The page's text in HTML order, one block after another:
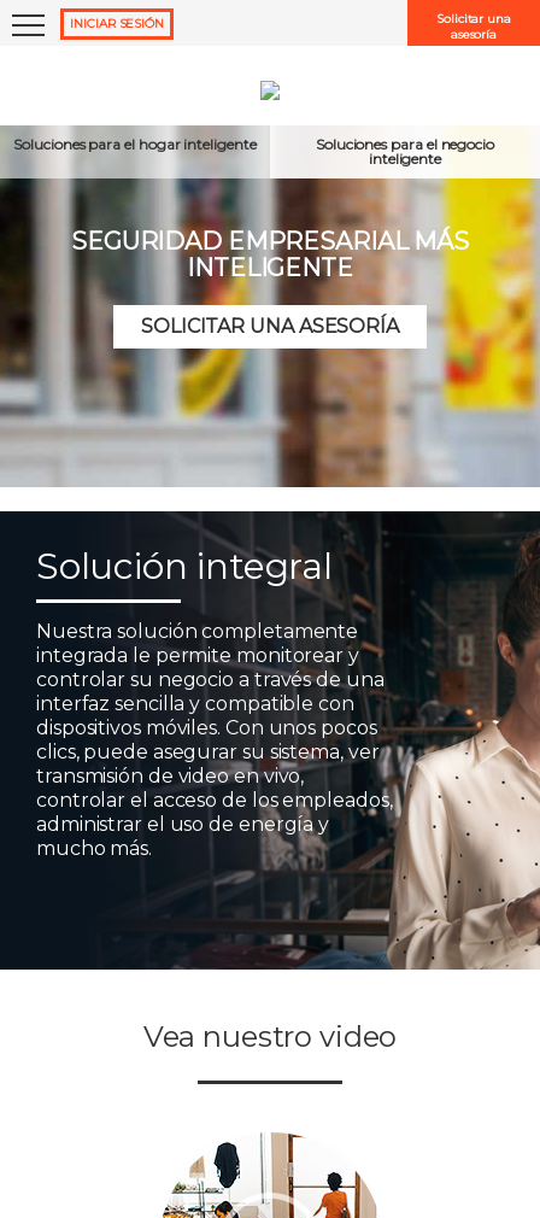
INICIAR SESIÓN
Solicitar una
asesoría
Soluciones para el hogar inteligente
Soluciones para el negocio
inteligente
SEGURIDAD EMPRESARIAL MÁS
INTELIGENTE
SOLICITAR UNA ASESORÍA
No cerrar sesión
¿Olvidó elnombre de usuarioo la contraseña?
Solución integral
Nuestra solución completamente
integrada le permite monitorear y
controlar su negocio a través de una
interfaz sencilla y compatible con
dispositivos móviles. Con unos pocos
clics, puede asegurar su sistema, ver
transmisión de video en vivo,
controlar el acceso de los empleados,
administrar el uso de energía y
mucho más.
Vea nuestro video